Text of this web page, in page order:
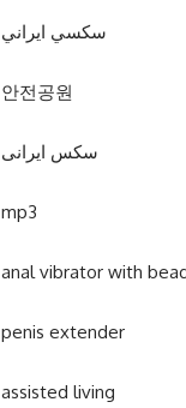
سكسي ايراني
안전공원
سکس ایرانی
mp3
anal vibrator with
penis extender
assisted living